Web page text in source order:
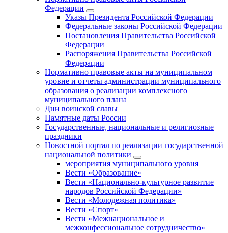
Федерации
Указы Президента Российской Федерации
Федеральные законы Российской Федерации
Постановления Правительства Российской
Федерации
Распоряжения Правительства Российской
Федерации
Нормативно правовые акты на муниципальном
уровне и отчеты администрации муниципального
образования о реализации комплексного
муниципального плана
Дни воинской славы
Памятные даты России
Государственные, национальные и религиозные
праздники
Новостной портал по реализации государственной
национальной политики
мероприятия муниципального уровня
Вести «Образование»
Вести «Национально-культурное развитие
народов Российской Федерации»
Вести «Молодежная политика»
Вести «Спорт»
Вести «Межнациональное и
межконфессиональное сотрудничество»